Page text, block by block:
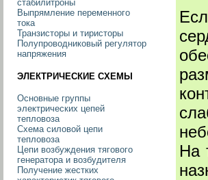
На
стабилитроны
Выпрямление переменного
тока
Транзисторы и тиристоры
Полупроводниковый регулятор
напряжения
ЭЛЕКТРИЧЕСКИЕ СХЕМЫ
Основные группы
электрических цепей
тепловоза
Схема силовой цепи
тепловоза
Цепи возбуждения тягового
генератора и возбудителя
Получение жестких